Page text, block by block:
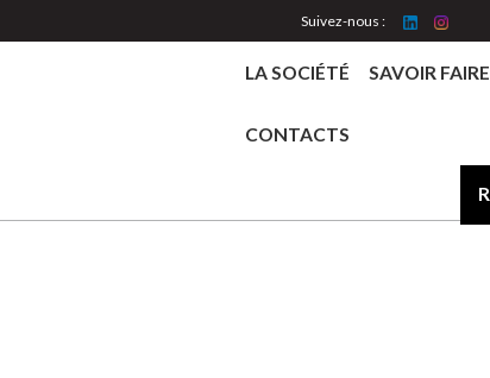
Suivez-nous :
LA SOCIÉTÉ SAVOIR FAIRE
CONTACTS